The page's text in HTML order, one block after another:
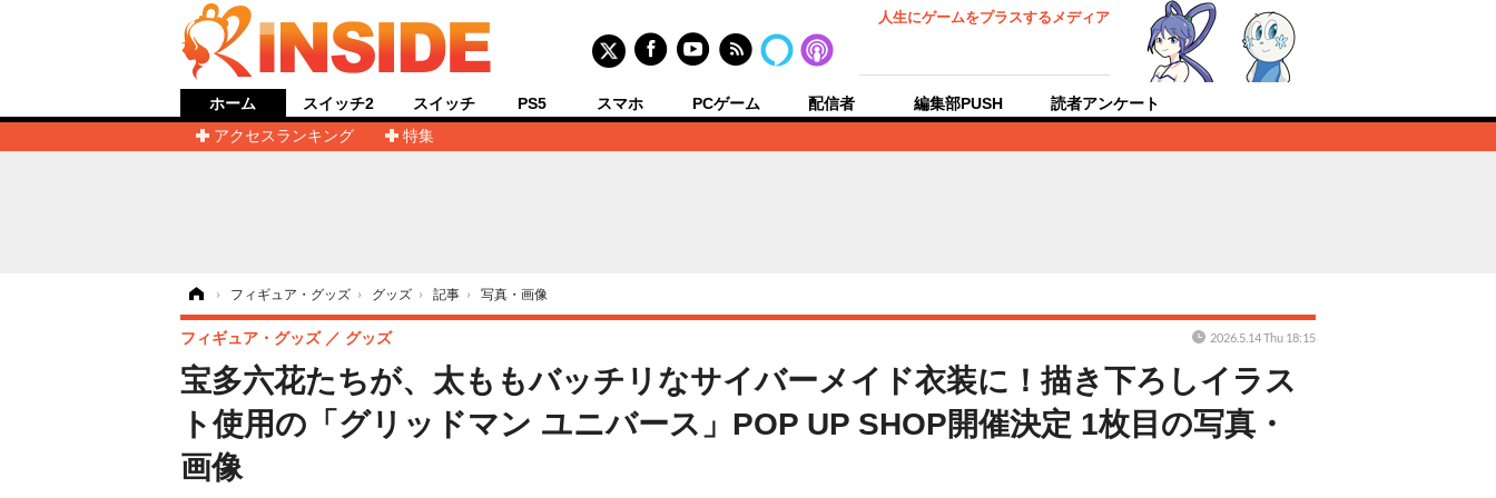
人生にゲームをプラスするメディア
ホーム
アクセスランキング
特集
スイッチ2 スイッチ PS5 スマホ PCゲーム 配信者 編集部PUSH 読者アンケート
› フィギュア・グッズ › グッズ › 記事 › 写真・画像
宝多六花たちが、太ももバッチリなサイバーメイド衣装に！描き下ろしイラス
ト使用の「グリッドマン ユニバース」POP UP SHOP開催決定 1枚目の写真・
画像
フィギュア・グッズ グッズ 2026.5.14 Thu 18:15